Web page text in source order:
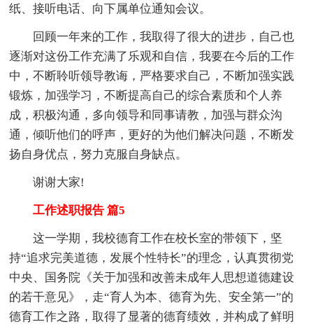
纸、接听电话、向下属单位通知会议。
回顾一年来的工作，我取得了很大的进步，自己也
逐渐对这份工作充满了乐观和自信，我要在今后的工作
中，不断聆听领导教诲，严格要求自己，不断加强实践
锻炼，加强学习，不断提高自己的综合素质和个人养
成，积极沟通，多向领导和同事请教，加强与群众沟
通，倾听他们的呼声，更好的为他们解决问题，不断发
扬自身优点，努力克服自身缺点。
谢谢大家!
工作述职报告 篇5
这一学期，我校德育工作在校长室的带领下，坚
持“追求完美道德，发展个性特长”的理念，认真贯彻党
中央、国务院《关于加强和改善未成年人思想道德建设
的若干意见》，走“育人为本、德育为先、安全第一”的
德育工作之路，取得了显著的德育绩效，并构成了鲜明